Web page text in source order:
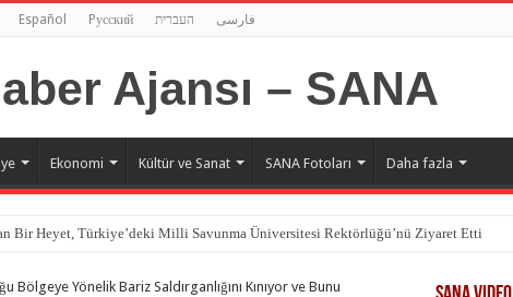
Español Pусский העברית فارسی
Ekonomi Kültür ve Sanat SANA Fotoları Daha fazla
Bir Heyet, Türkiye’deki Milli Savunma Üniversitesi Rektörlüğü’nü Ziyaret Etti
Bölgeye Yönelik Bariz Saldırganlığını Kınıyor ve Bunu